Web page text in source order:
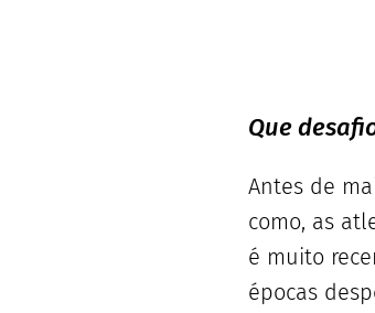
Que
Antes de
como, as
é muito
épocas